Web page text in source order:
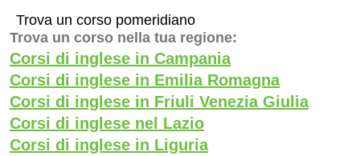
Trova un corso pomeridiano
Trova un corso nella tua regione:
Corsi di inglese in Campania
Corsi di inglese in Emilia Romagna
Corsi di inglese in Friuli Venezia Giulia
Corsi di inglese nel Lazio
Corsi di inglese in Liguria